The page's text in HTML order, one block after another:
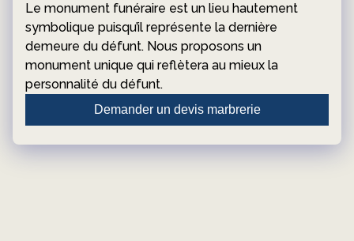
Le monument funéraire est un lieu hautement
symbolique puisqu’il représente la dernière
demeure du défunt. Nous proposons un
monument unique qui reflètera au mieux la
personnalité du défunt.
Demander un devis marbrerie